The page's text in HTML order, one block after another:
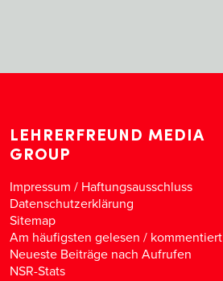
LEHRERFREUND MEDIA
GROUP
Impressum / Haftungsausschluss
Datenschutzerklärung
Sitemap
Am häufigsten gelesen / kommentiert
Neueste Beiträge nach Aufrufen
NSR-Stats